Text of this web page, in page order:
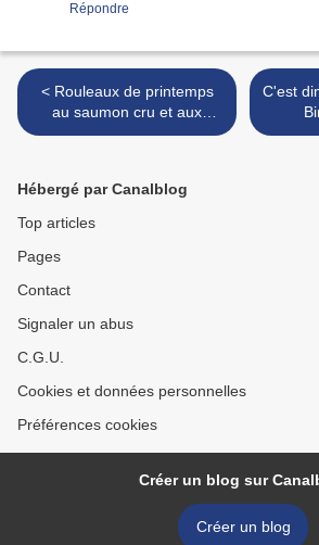
Répondre
< Rouleaux de printemps
au saumon cru et aux
agrumes
C'est
Hébergé par Canalblog
Top articles
Pages
Contact
Signaler un abus
C.G.U.
Cookies et données personnelles
Préférences cookies
Créer un blog sur
Créer un blog